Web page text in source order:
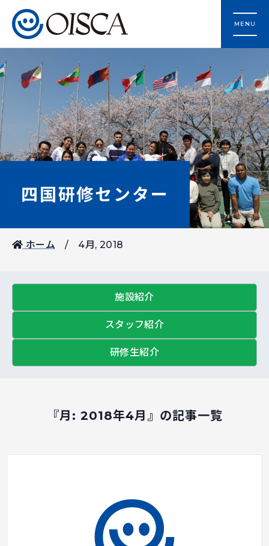
MENU
四国研修センター
ホーム 4月, 2018
施設紹介
スタッフ紹介
研修生紹介
『月: 2018年4月 』の記事一覧